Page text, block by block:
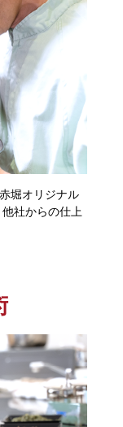
堀オリジナル
社からの仕上